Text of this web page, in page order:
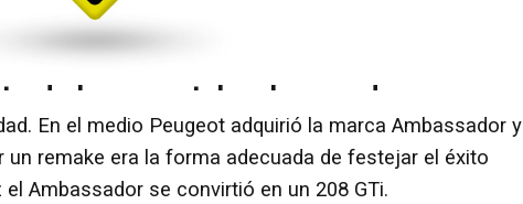
En el medio Peugeot adquirió la marca Ambassador y
remake era la forma adecuada de festejar el éxito
Ambassador se convirtió en un 208 GTi.